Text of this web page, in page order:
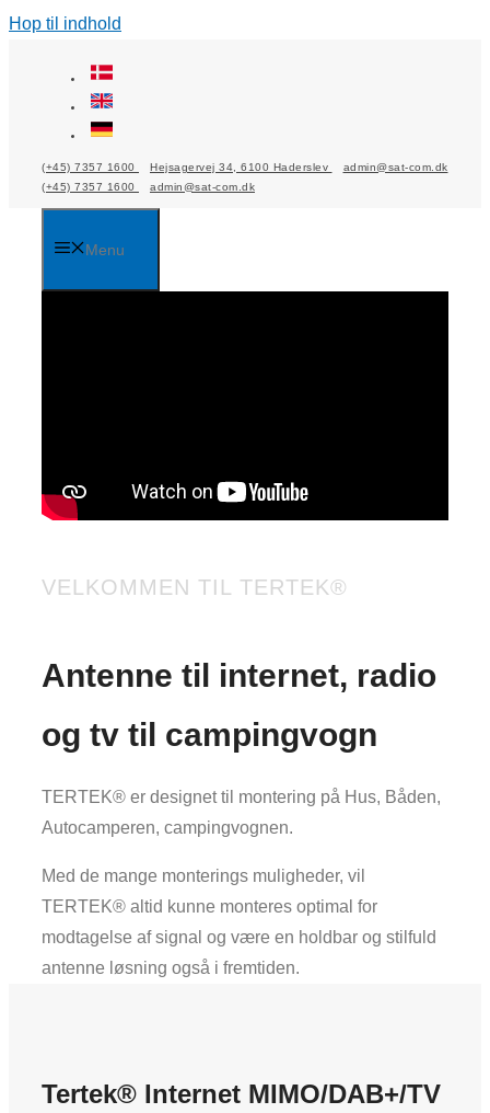
Hop til indhold
(+45) 7357 1600 Hejsagervej 34, 6100 Haderslev
admin@sat-com.dk
(+45) 7357 1600
admin@sat-com.dk
Menu
VELKOMMEN TIL TERTEK®
Antenne til internet, radio
og tv til campingvogn
TERTEK® er designet til montering på Hus, Båden,
Autocamperen, campingvognen.
Med de mange monterings muligheder, vil
TERTEK® altid kunne monteres optimal for
modtagelse af signal og være en holdbar og stilfuld
antenne løsning også i fremtiden.
Tertek® Internet MIMO/DAB+/TV